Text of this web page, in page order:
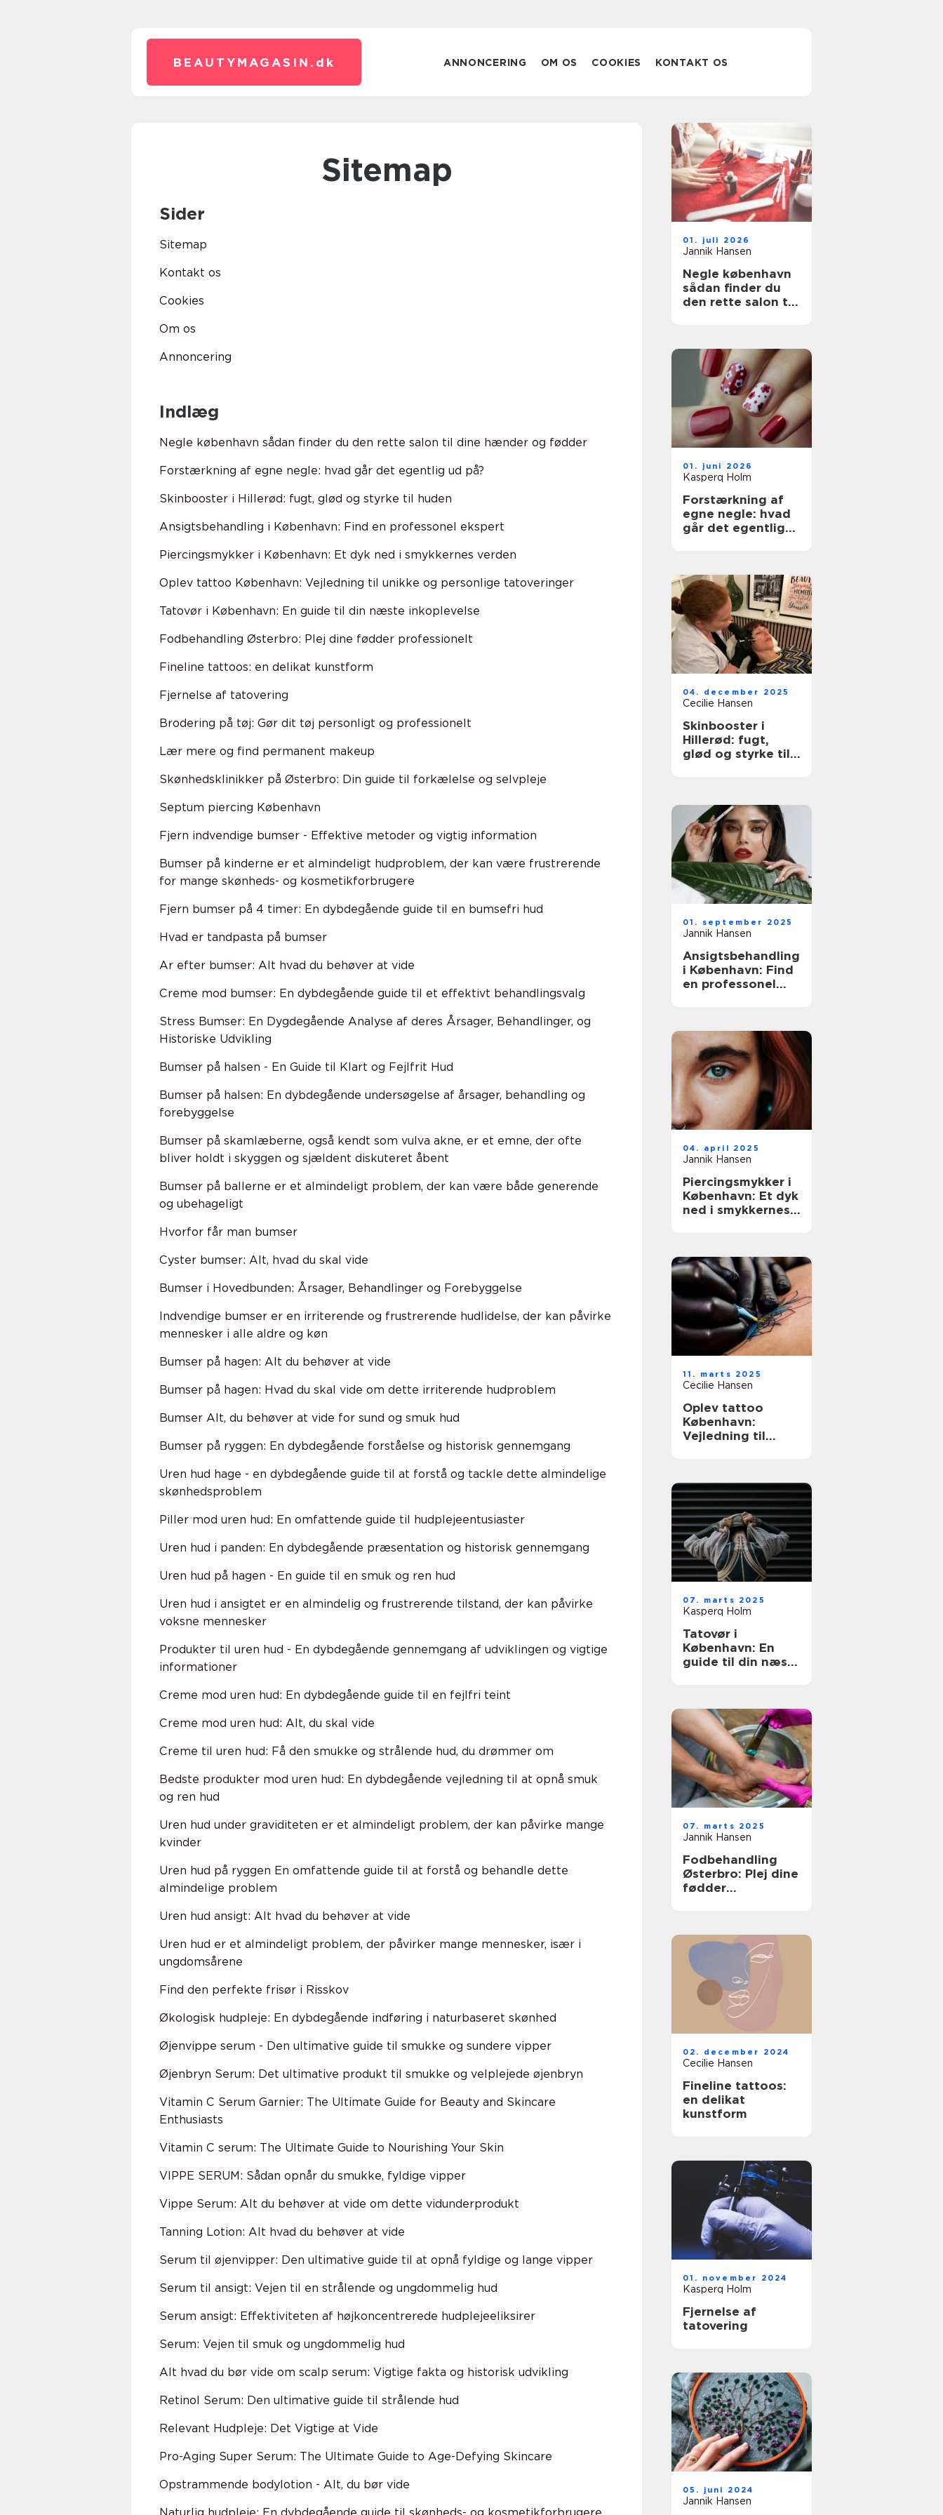
BEAUTYMAGASIN. dk ANNONCERING OM OS COOKIES KONTAKT OS
Sitemap
Sider
Sitemap
Kontakt os
Cookies
Om os
Annoncering
Indlæg
Negle københavn sådan finder du den rette salon til dine hænder og fødder
Forstærkning af egne negle: hvad går det egentlig ud på?
Skinbooster i Hillerød: fugt, glød og styrke til huden
Ansigtsbehandling i København: Find en professonel ekspert
Piercingsmykker i København: Et dyk ned i smykkernes verden
Oplev tattoo København: Vejledning til unikke og personlige tatoveringer
Tatovør i København: En guide til din næste inkoplevelse
Fodbehandling Østerbro: Plej dine fødder professionelt
Fineline tattoos: en delikat kunstform
Fjernelse af tatovering
Brodering på tøj: Gør dit tøj personligt og professionelt
Lær mere og find permanent makeup
Skønhedsklinikker på Østerbro: Din guide til forkælelse og selvpleje
Septum piercing København
Fjern indvendige bumser - Effektive metoder og vigtig information
Bumser på kinderne er et almindeligt hudproblem, der kan være frustrerende
for mange skønheds- og kosmetikforbrugere
Fjern bumser på 4 timer: En dybdegående guide til en bumsefri hud
Hvad er tandpasta på bumser
Ar efter bumser: Alt hvad du behøver at vide
Creme mod bumser: En dybdegående guide til et effektivt behandlingsvalg
Stress Bumser: En Dygdegående Analyse af deres Årsager, Behandlinger, og
Historiske Udvikling
Bumser på halsen - En Guide til Klart og Fejlfrit Hud
Bumser på halsen: En dybdegående undersøgelse af årsager, behandling og
forebyggelse
Bumser på skamlæberne, også kendt som vulva akne, er et emne, der ofte
bliver holdt i skyggen og sjældent diskuteret åbent
Bumser på ballerne er et almindeligt problem, der kan være både generende
og ubehageligt
Hvorfor får man bumser
Cyster bumser: Alt, hvad du skal vide
Bumser i Hovedbunden: Årsager, Behandlinger og Forebyggelse
Indvendige bumser er en irriterende og frustrerende hudlidelse, der kan påvirke
mennesker i alle aldre og køn
Bumser på hagen: Alt du behøver at vide
Bumser på hagen: Hvad du skal vide om dette irriterende hudproblem
Bumser Alt, du behøver at vide for sund og smuk hud
Bumser på ryggen: En dybdegående forståelse og historisk gennemgang
Uren hud hage - en dybdegående guide til at forstå og tackle dette almindelige
skønhedsproblem
Piller mod uren hud: En omfattende guide til hudplejeentusiaster
Uren hud i panden: En dybdegående præsentation og historisk gennemgang
Uren hud på hagen - En guide til en smuk og ren hud
Uren hud i ansigtet er en almindelig og frustrerende tilstand, der kan påvirke
voksne mennesker
Produkter til uren hud - En dybdegående gennemgang af udviklingen og vigtige
informationer
Creme mod uren hud: En dybdegående guide til en fejlfri teint
Creme mod uren hud: Alt, du skal vide
Creme til uren hud: Få den smukke og strålende hud, du drømmer om
Bedste produkter mod uren hud: En dybdegående vejledning til at opnå smuk
og ren hud
Uren hud under graviditeten er et almindeligt problem, der kan påvirke mange
kvinder
Uren hud på ryggen En omfattende guide til at forstå og behandle dette
almindelige problem
Uren hud ansigt: Alt hvad du behøver at vide
Uren hud er et almindeligt problem, der påvirker mange mennesker, især i
ungdomsårene
Find den perfekte frisør i Risskov
Økologisk hudpleje: En dybdegående indføring i naturbaseret skønhed
Øjenvippe serum - Den ultimative guide til smukke og sundere vipper
Øjenbryn Serum: Det ultimative produkt til smukke og velplejede øjenbryn
Vitamin C Serum Garnier: The Ultimate Guide for Beauty and Skincare
Enthusiasts
Vitamin C serum: The Ultimate Guide to Nourishing Your Skin
VIPPE SERUM: Sådan opnår du smukke, fyldige vipper
Vippe Serum: Alt du behøver at vide om dette vidunderprodukt
Tanning Lotion: Alt hvad du behøver at vide
Serum til øjenvipper: Den ultimative guide til at opnå fyldige og lange vipper
Serum til ansigt: Vejen til en strålende og ungdommelig hud
Serum ansigt: Effektiviteten af højkoncentrerede hudplejeeliksirer
Serum: Vejen til smuk og ungdommelig hud
Alt hvad du bør vide om scalp serum: Vigtige fakta og historisk udvikling
Retinol Serum: Den ultimative guide til strålende hud
Relevant Hudpleje: Det Vigtige at Vide
Pro-Aging Super Serum: The Ultimate Guide to Age-Defying Skincare
Opstrammende bodylotion - Alt, du bør vide
01. juli 2026
Jannik Hansen
Negle københavn
sådan finder du
den rette salon til
01. juni 2026
Kasperq Holm
Forstærkning af
egne negle: hvad
går det egentlig
04. december 2025
Cecilie Hansen
Skinbooster i
Hillerød: fugt,
glød og styrke til
01. september 2025
Jannik Hansen
Ansigtsbehandling
i København: Find
en professonel
04. april 2025
Jannik Hansen
Piercingsmykker i
København: Et dyk
ned i smykkernes
11. marts 2025
Cecilie Hansen
Oplev tattoo
København:
Vejledning til
07. marts 2025
Kasperq Holm
Tatovør i
København: En
guide til din næste
07. marts 2025
Jannik Hansen
Fodbehandling
Østerbro: Plej dine
fødder
02. december 2024
Cecilie Hansen
Fineline tattoos:
en delikat
kunstform
01. november 2024
Kasperq Holm
Fjernelse af
tatovering
05. juni 2024
Jannik Hansen